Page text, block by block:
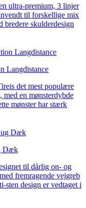
ultra-premium, 3 linjer
til forskellige mix
bredere skulderdesign
Langdistance
det mest populære
en mønsterdybde
mønster har stærk
Dæk
til dårlig on- og
fremragende vejgreb
sten design er vedtaget i